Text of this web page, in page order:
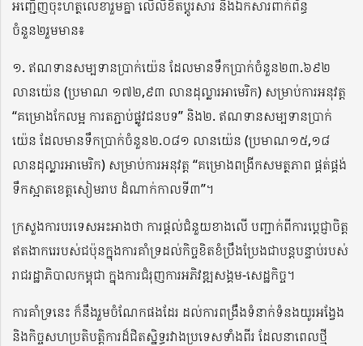
អញ្ជើញចុះហត្ថលេខារួមគ្នា លើលិខិតប្តូរសារ និងឯកសារពាក់ព័ន្ធ
ចំនួន២រួមមាន៖
១. ឥណទានសម្បទានប្រាក់យ៉េន ដែលមានទឹកប្រាក់ចំនួន២៣.៦៩២
លានយ៉េន (ប្រមាណ ១៧២,៩៣ លានដុល្លារអាមេរិក) សម្រាប់ការអនុវត្ត
“គម្រោងកែលម្អ ការតភ្ជាប់ផ្លូវជនបទ” និង២. ឥណទានសម្បទានប្រាក់
យ៉េន ដែលមានទឹកប្រាក់ចំនួន២.០៨១ លានយ៉េន (ប្រមាណ១៥,១៨
លានដុល្លារអាមេរិក) សម្រាប់ការអនុវត្ត “គម្រោងពង្រីកសមត្ថភាព ផ្គត់ផ្គង់
ទឹកស្អាតខេត្តសៀមរាប ដំណាក់កាលទី៣”។
ក្រសួងការបរទេសអះអាងថា ការផ្ដល់ជំនួយខាងលើ បញ្ជាក់ពីការប្តេជ្ញាចិត្ត
ឥតងាករេរបស់ជប៉ុនក្នុងការគាំទ្រដល់កិច្ចខិតខំប្រឹងប្រែងជាបន្តបន្ទាប់របស់
រាជរដ្ឋាភិបាលកម្ពុជា ក្នុងការជំរុញការអភិវឌ្ឍសង្គម-សេដ្ឋកិច្ច។
ការគាំទ្រនេះ ក៏នឹងរួមចំណែកផងដែរ ដល់ការពង្រឹងទំនាក់ទំនងយូរអង្វែង
និងកិច្ចសហប្រតិបត្តិការដ៏ជិតស្និទ្ធរវាងប្រទេសទាំងពីរ ដែលនាពេលថ្មី